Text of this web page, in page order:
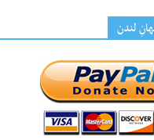
لندن